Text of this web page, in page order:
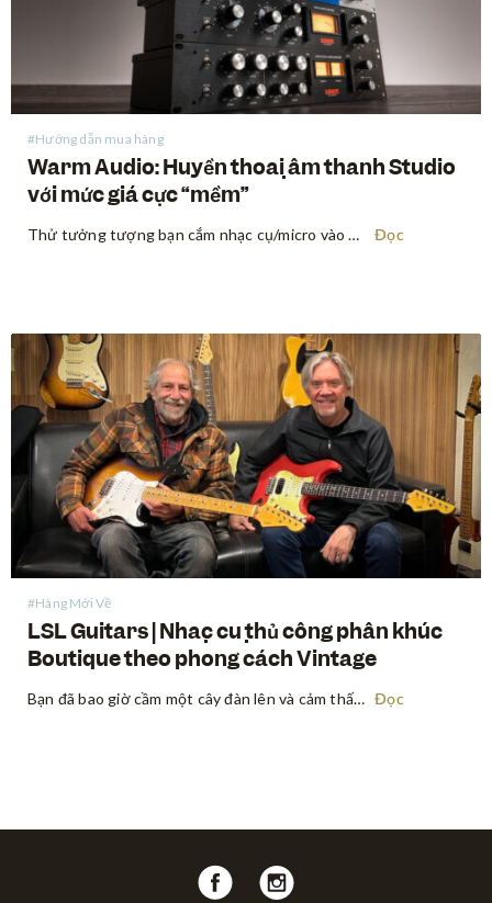
#Hướng dẫn mua hàng
Warm Audio: Huyền thoại âm thanh Studio
với mức giá cực “mềm”
Thử tưởng tượng bạn cắm nhạc cụ/micro vào một preamp và cảm nhận tín hiệu âm thanh thay đổi rõ rệt — dày dặn hơn, ấm áp hơn, đậm đà hơn — đúng chất âm trong những bản thu kinh điển truyền cảm hứng cho bạn chơi nhạc từ thuở… Đọc
#Hàng Mới Về
LSL Guitars | Nhạc cụ thủ công phân khúc
Boutique theo phong cách Vintage
Bạn đã bao giờ cầm một cây đàn lên và cảm thấy nhạc cụ đó khơi nguồn cảm hứng cho những câu riff và bài hát ngay khi vừa bắt đầu chơi chưa? Có một loại ma thuật đặc biệt chỉ tìm thấy ở những nhạc cụ vintage — một… Đọc
Follow
us
us